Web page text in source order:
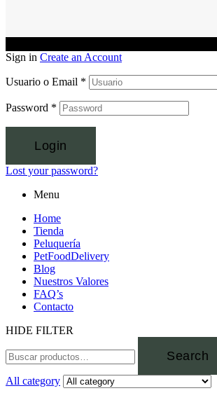
Sign in Create an Account
Usuario o Email *
Password *
Login
Lost your password?
Menu
Home
Tienda
Peluquería
PetFoodDelivery
Blog
Nuestros Valores
FAQ’s
Contacto
HIDE FILTER
Search
All category